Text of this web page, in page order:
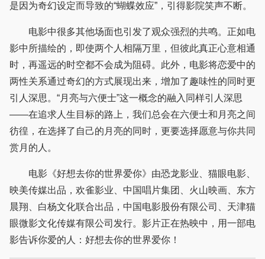
是因为奇幻设定而导致的“蝴蝶效应”，引得影院笑声不断。
电影中很多其他场面也引发了观众强烈的共鸣。正如电
影中所描绘的，即使两个人相隔万里，但彼此真正心意相通
时，再遥远的时空都不会成为阻碍。此外，电影将恋爱中的
两性关系通过奇幻的方式展现出来，增加了趣味性的同时更
引人深思。“月亮与六便士”这一概念的融入同样引人深思
——在追求人生目标的路上，我们总会在六便士和月亮之间
彷徨，在选择了自己的月亮的同时，更要选择愿意与你共同
赏月的人。
电影《好想去你的世界爱你》由恐龙影业、猫眼电影、
映美传媒出品，欢雀影业、中国唱片集团、火山映画、东方
晨翔、白杨文化联合出品，中国电影股份有限公司、天津猫
眼微影文化传媒有限公司发行。影片正在热映中，用一部电
影告诉你爱的人：好想去你的世界爱你！